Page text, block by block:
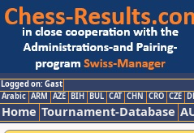
Logged on: Gast
Arabic ARM AZE BIH BUL CAT CHN CRO CZE
Home Tournament-Database